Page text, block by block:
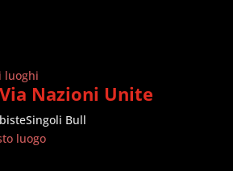
luoghi
Nazioni Unite
Singoli Bull
luogo